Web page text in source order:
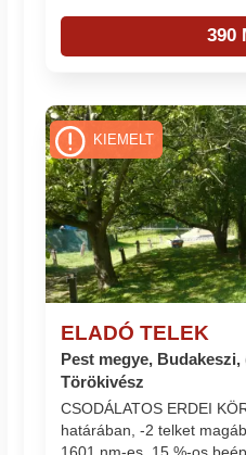
390
ELADÓ TELEK
Pest megye, Budakeszi,
Törökivész
CSODÁLATOS ERDEI
határában, -2 telket
KIEMELT